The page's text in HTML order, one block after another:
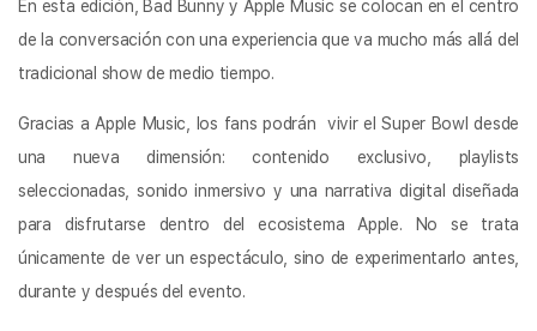
En esta edición, Bad Bunny y Apple Music se colocan en el centro
de la conversación con una experiencia que va mucho más allá del
tradicional show de medio tiempo.
Gracias a Apple Music, los fans podrán vivir el Super Bowl desde
una nueva dimensión: contenido exclusivo, playlists
seleccionadas, sonido inmersivo y una narrativa digital diseñada
para disfrutarse dentro del ecosistema Apple. No se trata
únicamente de ver un espectáculo, sino de experimentarlo antes,
durante y después del evento.